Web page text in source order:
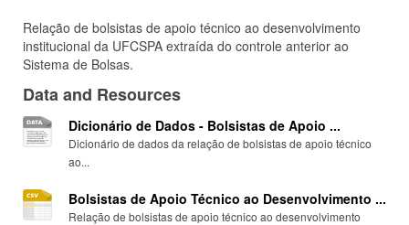
Relação de bolsistas de apoio técnico ao desenvolvimento
institucional da UFCSPA extraída do controle anterior ao
Sistema de Bolsas.
Data and Resources
Dicionário de Dados - Bolsistas de Apoio ...
Dicionário de dados da relação de bolsistas de apoio técnico
ao...
Bolsistas de Apoio Técnico ao Desenvolvimento ...
Relação de bolsistas de apoio técnico ao desenvolvimento